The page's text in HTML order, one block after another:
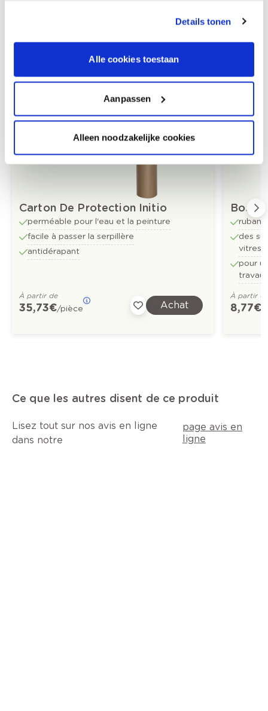
Details tonen
Alle cookies toestaan
Aanpassen
Alleen noodzakelijke cookies
Produits recommandés
Carton De Protection Initio
perméable pour l'eau et la peinture
facile à passer la serpillère
antidérapant
À partir de
35,73 €/pièce Achat
Boss
ruban
des
vitres
pour
À partir
8,77 €
Ce que les autres disent de ce produit
Lisez tout sur nos avis en ligne
dans notre
page avis en
ligne